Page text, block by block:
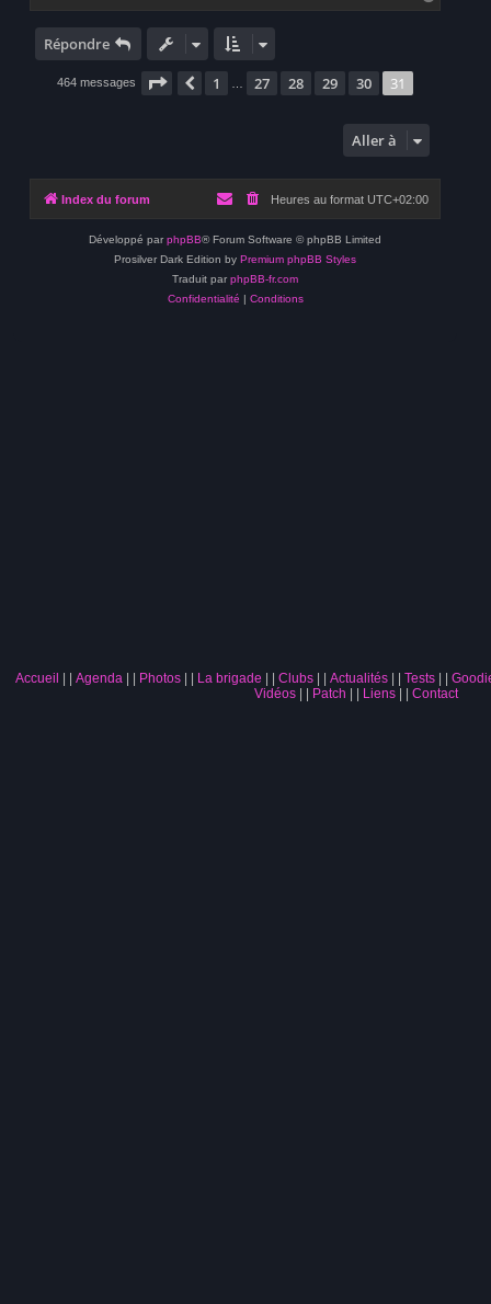
a
Répondre
464 messages Page 31 sur 31
Précédente
1 27 28 29 30 31
Aller à
Index du forum Heures au format UTC+02:00
Développé par phpBB® Forum Software © phpBB Limited
Prosilver Dark Edition by Premium phpBB Styles
Traduit par phpBB-fr.com
Confidentialité | Conditions
Accueil Agenda| Photos| La brigade Clubs| Actualités| Tests|
Vidéos| Patch Liens| Contact